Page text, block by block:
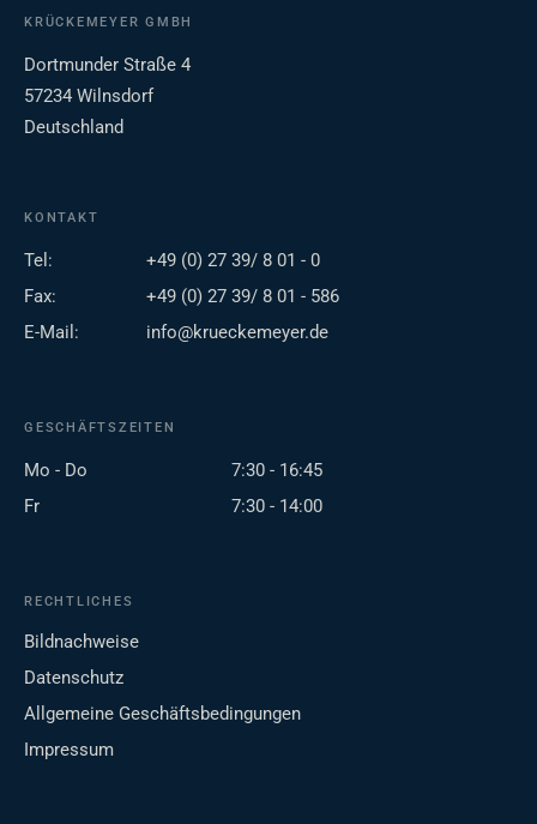
KRÜCKEMEYER GMBH
Dortmunder Straße 4
57234 Wilnsdorf
Deutschland
KONTAKT
Tel:
+49 (0) 27 39/ 8 01 - 0
Fax:
+49 (0) 27 39/ 8 01 - 586
E-Mail:
info@krueckemeyer.de
GESCHÄFTSZEITEN
Mo - Do
7:30 - 16:45
Fr
7:30 - 14:00
RECHTLICHES
Bildnachweise
Datenschutz
Allgemeine Geschäftsbedingungen
Impressum